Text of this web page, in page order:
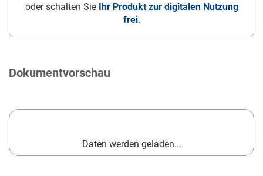
oder schalten Sie Ihr Produkt zur digitalen Nutzung
frei.
Dokumentvorschau
Daten werden geladen...